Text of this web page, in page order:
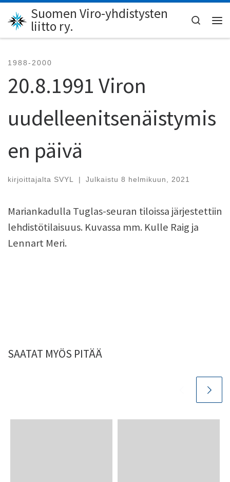
Skip to content
Suomen Viro-yhdistysten
liitto ry.
Search
1988-2000
20.8.1991 Viron
uudelleenitsenäistymis
en päivä
kirjoittajalta SVYL | Julkaistu 8 helmikuun, 2021
Mariankadulla Tuglas-seuran tiloissa järjestettiin
lehdistötilaisuus. Kuvassa mm. Kulle Raig ja
Lennart Meri.
SAATAT MYÖS PITÄÄ